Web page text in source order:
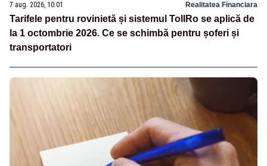
7 aug. 2026, 10:01 Realitatea Financiara
Tarifele pentru rovinietă și sistemul TollRo se aplică de
la 1 octombrie 2026. Ce se schimbă pentru șoferi și
transportatori